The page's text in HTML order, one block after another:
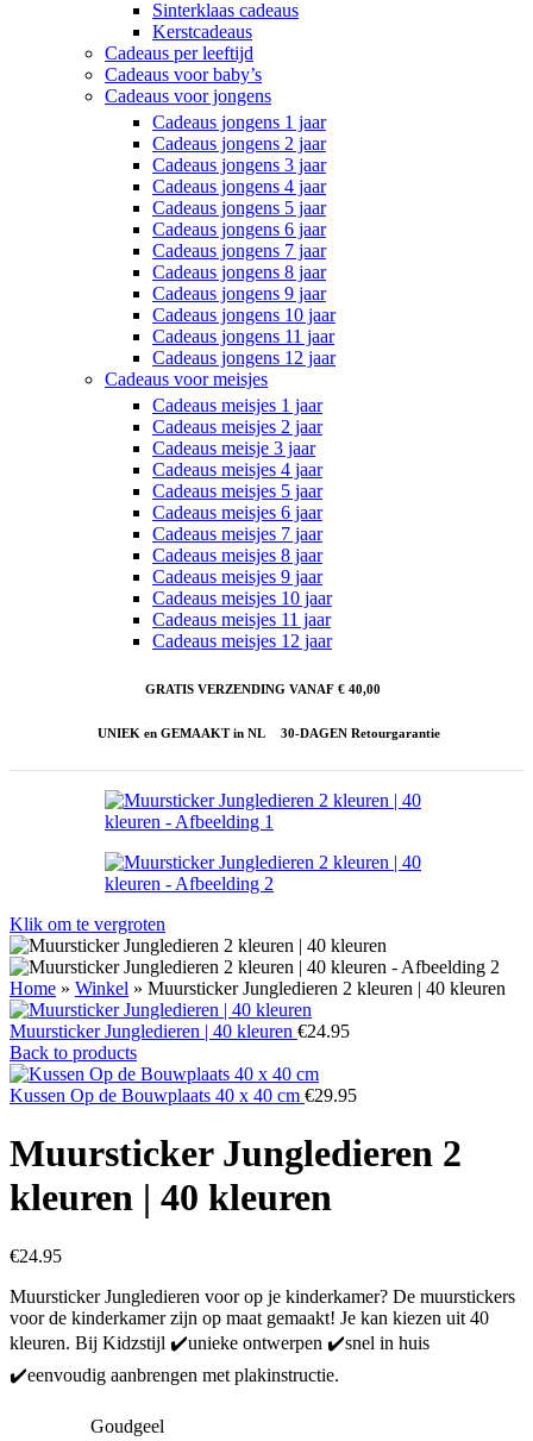
Sinterklaas cadeaus
Kerstcadeaus
Cadeaus per leeftijd
Cadeaus voor baby’s
Cadeaus voor jongens
Cadeaus jongens 1 jaar
Cadeaus jongens 2 jaar
Cadeaus jongens 3 jaar
Cadeaus jongens 4 jaar
Cadeaus jongens 5 jaar
Cadeaus jongens 6 jaar
Cadeaus jongens 7 jaar
Cadeaus jongens 8 jaar
Cadeaus jongens 9 jaar
Cadeaus jongens 10 jaar
Cadeaus jongens 11 jaar
Cadeaus jongens 12 jaar
Cadeaus voor meisjes
Cadeaus meisjes 1 jaar
Cadeaus meisjes 2 jaar
Cadeaus meisje 3 jaar
Cadeaus meisjes 4 jaar
Cadeaus meisjes 5 jaar
Cadeaus meisjes 6 jaar
Cadeaus meisjes 7 jaar
Cadeaus meisjes 8 jaar
Cadeaus meisjes 9 jaar
Cadeaus meisjes 10 jaar
Cadeaus meisjes 11 jaar
Cadeaus meisjes 12 jaar
GRATIS VERZENDING VANAF € 40,00
UNIEK en GEMAAKT in NL 30-DAGEN Retourgarantie
Klik om te vergroten
Home » Winkel » Muursticker Jungledieren 2 kleuren | 40 kleuren
Muursticker Jungledieren | 40 kleuren €24.95
Back to products
Kussen Op de Bouwplaats 40 x 40 cm €29.95
Muursticker Jungledieren 2
kleuren | 40 kleuren
€24.95
Muursticker Jungledieren voor op je kinderkamer? De muurstickers
voor de kinderkamer zijn op maat gemaakt! Je kan kiezen uit 40
kleuren. Bij Kidzstijl ✔️unieke ontwerpen ✔️snel in huis
✔️eenvoudig aanbrengen met plakinstructie.
Goudgeel